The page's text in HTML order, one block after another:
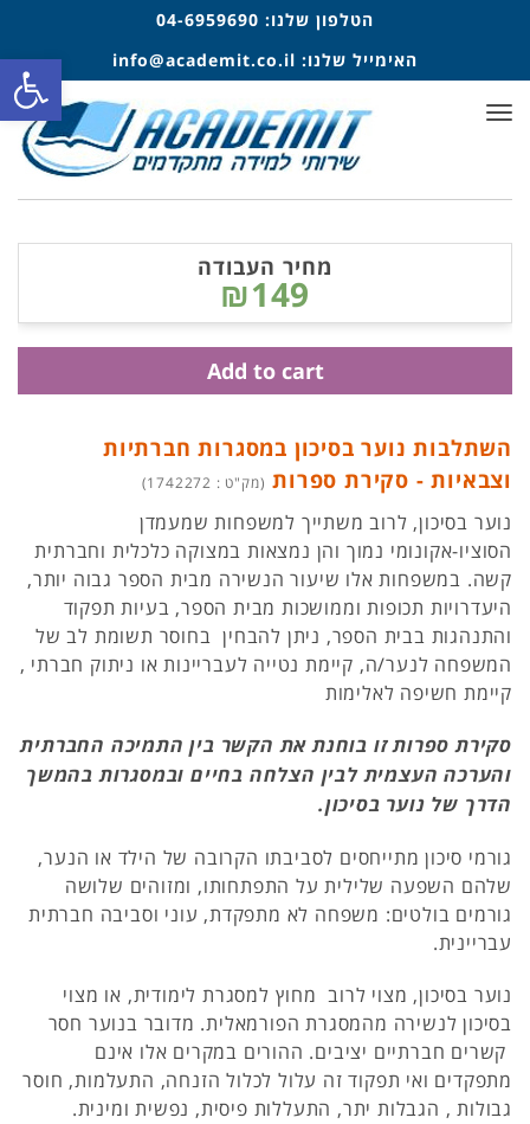
הטלפון שלנו: 04-6959690
האימייל שלנו: info@academit.co.il
תפריט
השתלבות נוער בסיכון במסגרות חברתיות
וצבאיות - סקירת ספרות (מק"ט : 1742272)
נוער בסיכון, לרוב משתייך למשפחות שמעמדן
הסוציו-אקונומי נמוך והן נמצאות במצוקה כלכלית וחברתית
קשה. במשפחות אלו שיעור הנשירה מבית הספר גבוה יותר,
היעדרויות תכופות וממושכות מבית הספר, בעיות תפקוד
והתנהגות בבית הספר, ניתן להבחין בחוסר תשומת לב של
המשפחה לנער/ה, קיימת נטייה לעבריינות או ניתוק חברתי ,
קיימת חשיפה לאלימות
סקירת ספרות זו בוחנת את הקשר בין התמיכה החברתית
והערכה העצמית לבין הצלחה בחיים ובמסגרות בהמשך
הדרך של נוער בסיכון.
גורמי סיכון מתייחסים לסביבתו הקרובה של הילד או הנער,
שלהם השפעה שלילית על התפתחותו, ומזוהים שלושה
גורמים בולטים: משפחה לא מתפקדת, עוני וסביבה חברתית
עבריינית.
נוער בסיכון, מצוי לרוב מחוץ למסגרת לימודית, או מצוי
בסיכון לנשירה מהמסגרת הפורמאלית. מדובר בנוער חסר
קשרים חברתיים יציבים. ההורים במקרים אלו אינם
מתפקדים ואי תפקוד זה עלול לכלול הזנחה, התעלמות, חוסר
גבולות , הגבלות יתר, התעללות פיסית, נפשית ומינית.
מחיר העבודה
₪149
Add to cart
פתח